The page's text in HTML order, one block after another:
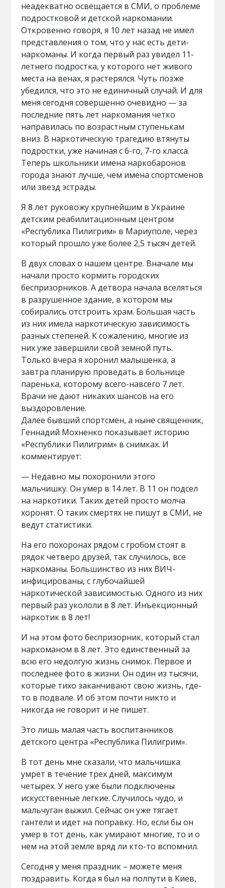
неадекватно освещается в СМИ, о проблеме
подростковой и детской наркомании.
Откровенно говоря, я 10 лет назад не имел
представления о том, что у нас есть дети-
наркоманы. И когда первый раз увидел 11-
летнего подростка, у которого нет живого
места на венах, я растерялся. Чуть позже
убедился, что это не единичный случай. И для
меня сегодня совершенно очевидно — за
последние пять лет наркомания четко
направилась по возрастным ступенькам
вниз. В наркотическую трагедию втянуты
подростки, уже начиная с 6-го, 7-го класса.
Теперь школьники имена наркобаронов
города знают лучше, чем имена спортсменов
или звезд эстрады.
Я 8 лет руковожу крупнейшим в Украине
детским реабилитационным центром
«Республика Пилигрим» в Мариуполе, через
который прошло уже более 2,5 тысяч детей.
В двух словах о нашем центре. Вначале мы
начали просто кормить городских
беспризорников. А детвора начала вселяться
в разрушенное здание, в котором мы
собирались отстроить храм. Большая часть
из них имела наркотическую зависимость
разных степеней. К сожалению, многие из
них уже завершили свой земной путь.
Только вчера я хоронил малышенка, а
завтра планирую проведать в больнице
паренька, которому всего-навсего 7 лет.
Врачи не дают никаких шансов на его
выздоровление.
Далее бывший спортсмен, а ныне священник,
Геннадий Мохненко показывает историю
«Республики Пилигрим» в снимках. И
комментирует:
— Недавно мы похоронили этого
мальчишку. Он умер в 14 лет. В 11 он подсел
на наркотики. Таких детей просто молча
хоронят. О таких смертях не пишут в СМИ, не
ведут статистики.
На его похоронах рядом с гробом стоят в
рядок четверо друзей, так случилось, все
наркоманы. Большинство из них ВИЧ-
инфицированы, с глубочайшей
наркотической зависимостью. Одного из них
первый раз укололи в 8 лет. Инъекционный
наркотик в 8 лет!
И на этом фото беспризорник, который стал
наркоманом в 8 лет. Это единственный за
всю его недолгую жизнь снимок. Первое и
последнее фото в жизни. Он один из тысячи,
которые тихо заканчивают свою жизнь, где-
то в подвале. И об этом почти никто и
никогда не говорит и не пишет.
Это лишь малая часть воспитанников
детского центра «Республика Пилигрим».
В тот день мне сказали, что мальчишка
умрет в течение трех дней, максимум
четырех. У него уже были подключены
искусственные легкие. Случилось чудо, и
мальчуган выжил. Сейчас он уже тягает
гантели и идет на поправку. Но, если бы он
умер в тот день, как умирают многие, то и о
нем на этой земле вряд ли кто-то вспомнил.
Сегодня у меня праздник – можете меня
поздравить. Когда я был на полпути в Киев,